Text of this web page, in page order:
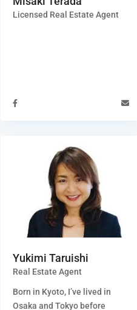
Licensed Real Estate Agent
Yukimi Taruishi
Real Estate Agent
Born in Kyoto, I’ve lived in
Osaka and Tokyo before